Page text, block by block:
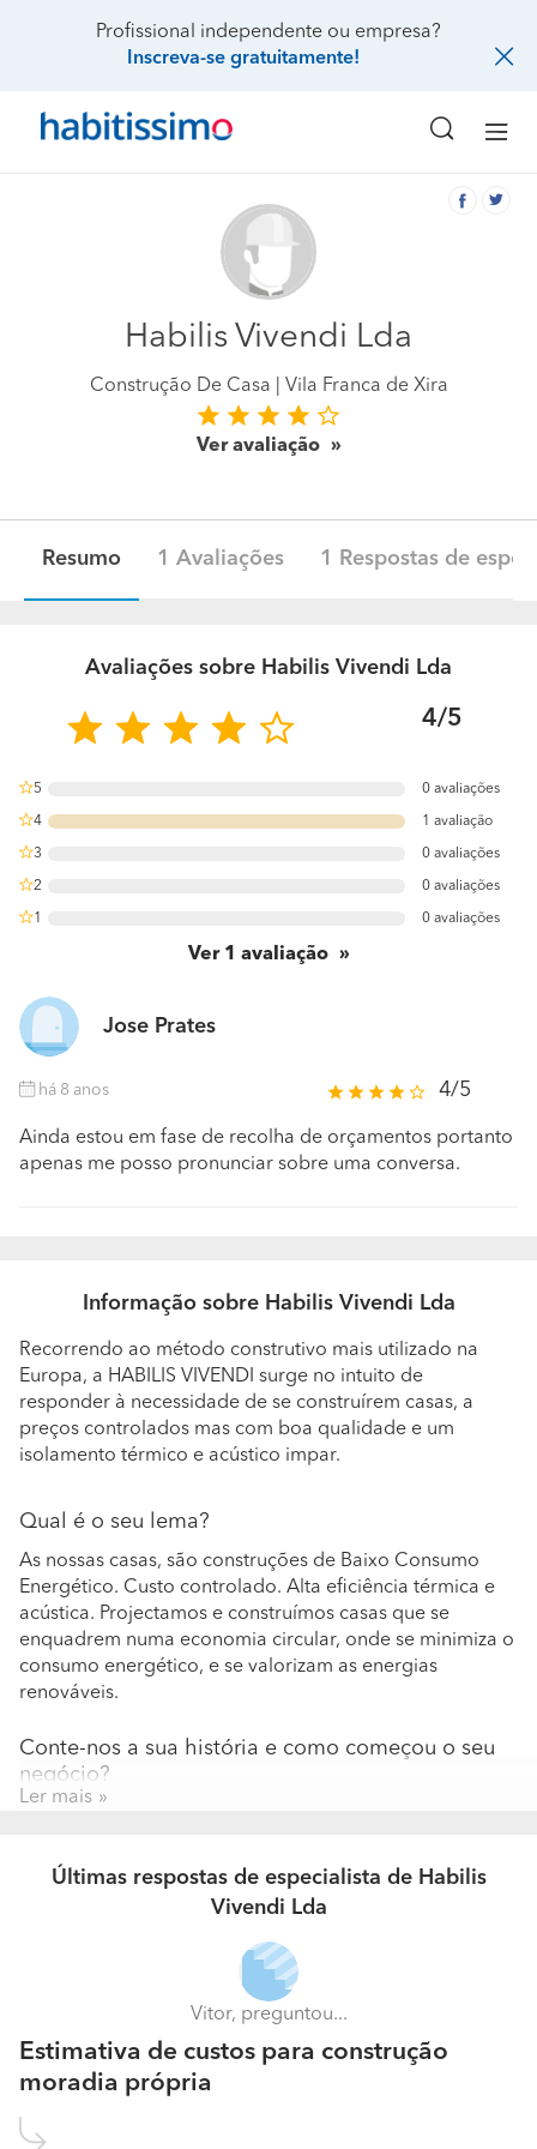
Profissional independente ou empresa?
Inscreva-se gratuitamente!
Habilis Vivendi Lda
Construção De Casa Vila Franca de Xira
Ver avaliação
Resumo 1 Avaliações 1 Respostas de
Avaliações sobre Habilis Vivendi Lda
4/5
5 0 avaliações
4 1 avaliação
100%
3 0 avaliações
2 0 avaliações
1 0 avaliações
Ver 1 avaliação
Jose Prates
há 8 anos 4/5
Ainda estou em fase de recolha de orçamentos portanto
apenas me posso pronunciar sobre uma conversa.
Informação sobre Habilis Vivendi Lda
Recorrendo ao método construtivo mais utilizado na
Europa, a HABILIS VIVENDI surge no intuito de
responder à necessidade de se construírem casas, a
preços controlados mas com boa qualidade e um
isolamento térmico e acústico impar.
Qual é o seu lema?
As nossas casas, são construções de Baixo Consumo
Energético. Custo controlado. Alta eficiência térmica e
acústica. Projectamos e construímos casas que se
enquadrem numa economia circular, onde se minimiza o
consumo energético, e se valorizam as energias
renováveis.
Conte-nos a sua história e como começou o seu
negócio?
controlados mas com boa qualidade e um isolamento
térmico e acústico impar.
A sua equipa é constituída por quantas pessoas?
Qual a formação e experiência profissional que
1 eng Civil 3 pedreiros 1 servente, apoio de um
arquiteto.
Recorrem a terceiros para a realização de algum
Ler mais
Últimas respostas de especialista de Habilis
Vivendi Lda
Vitor, preguntou...
Estimativa de custos para construção
moradia própria